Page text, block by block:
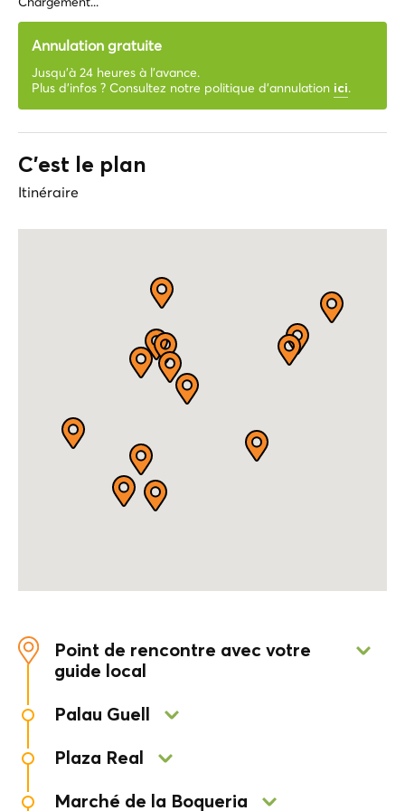
Annulation gratuite
Jusqu'à 24 heures à l'avance.
Plus d'infos ? Consultez notre politique d'annulation ici.
C'est le plan
Itinéraire
Point de rencontre avec votre
guide local
Palau Guell
architecte moderniste Antoni Gaudí
Plaza Real
emblématiques de Barcelone
Marché de la Boqueria